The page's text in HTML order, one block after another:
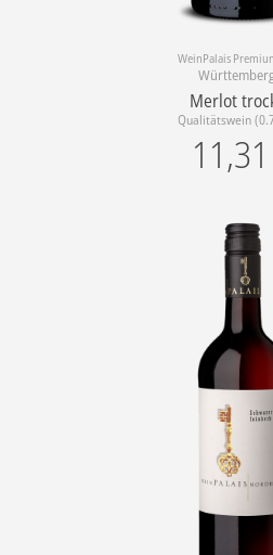
WeinPalais
Merlot
Qualitätswein
11,31